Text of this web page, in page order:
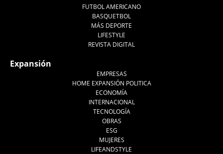
FUTBOL AMERICANO
BASQUETBOL
MÁS DEPORTE
LIFESTYLE
REVISTA DIGITAL
Expansión
EMPRESAS
HOME EXPANSIÓN POLITICA
ECONOMÍA
INTERNACIONAL
TECNOLOGÍA
OBRAS
ESG
MUJERES
LIFEANDSTYLE